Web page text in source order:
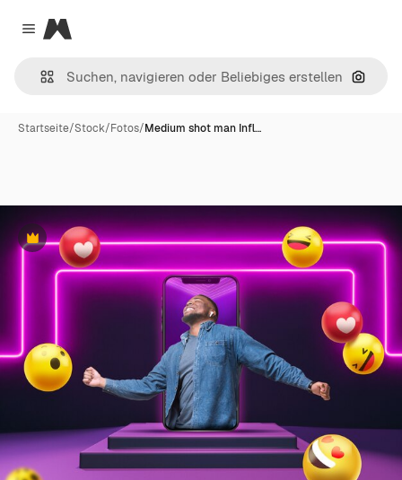
Close menu
Magnific
Nach
Startseite/Stock/Fotos/Medium shot man Infl…
Premium